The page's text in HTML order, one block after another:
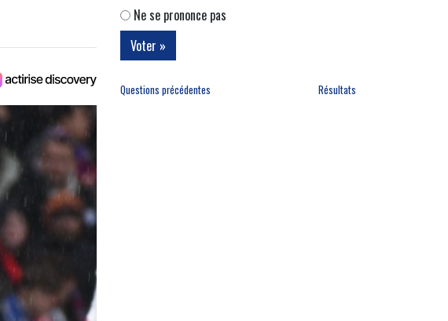
Ne se prononce pas
Questions précédentes Résultats